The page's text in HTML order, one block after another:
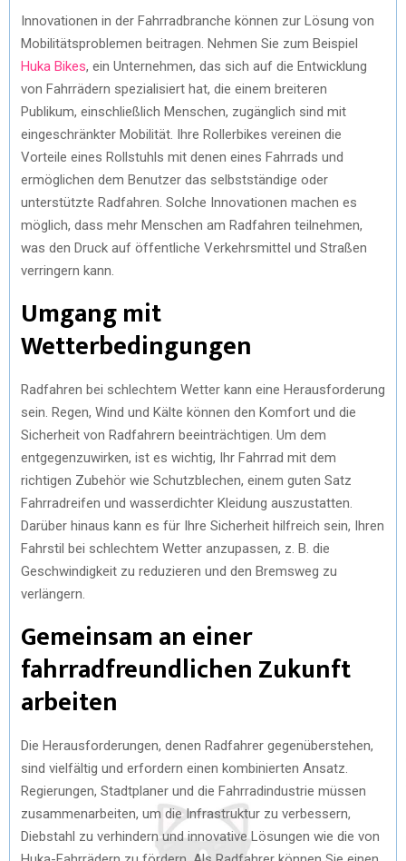
Innovationen in der Fahrradbranche können zur Lösung von
Mobilitätsproblemen beitragen. Nehmen Sie zum Beispiel
Huka Bikes, ein Unternehmen, das sich auf die Entwicklung
von Fahrrädern spezialisiert hat, die einem breiteren
Publikum, einschließlich Menschen, zugänglich sind mit
eingeschränkter Mobilität. Ihre Rollerbikes vereinen die
Vorteile eines Rollstuhls mit denen eines Fahrrads und
ermöglichen dem Benutzer das selbstständige oder
unterstützte Radfahren. Solche Innovationen machen es
möglich, dass mehr Menschen am Radfahren teilnehmen,
was den Druck auf öffentliche Verkehrsmittel und Straßen
verringern kann.
Umgang mit
Wetterbedingungen
Radfahren bei schlechtem Wetter kann eine Herausforderung
sein. Regen, Wind und Kälte können den Komfort und die
Sicherheit von Radfahrern beeinträchtigen. Um dem
entgegenzuwirken, ist es wichtig, Ihr Fahrrad mit dem
richtigen Zubehör wie Schutzblechen, einem guten Satz
Fahrradreifen und wasserdichter Kleidung auszustatten.
Darüber hinaus kann es für Ihre Sicherheit hilfreich sein, Ihren
Fahrstil bei schlechtem Wetter anzupassen, z. B. die
Geschwindigkeit zu reduzieren und den Bremsweg zu
verlängern.
Gemeinsam an einer
fahrradfreundlichen Zukunft
arbeiten
Die Herausforderungen, denen Radfahrer gegenüberstehen,
sind vielfältig und erfordern einen kombinierten Ansatz.
Regierungen, Stadtplaner und die Fahrradindustrie müssen
zusammenarbeiten, um die Infrastruktur zu verbessern,
Diebstahl zu verhindern und innovative Lösungen wie die von